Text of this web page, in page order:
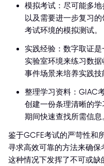
模拟考试：尽可能多
以及需要进一步复习
考试环境的模拟测试。
实践经验：数字取证
实验室环境来练习数
事件场景来培养实践技
整理学习资料：GIAC
创建一份条理清晰的
期间快速查找所需信息
鉴于GCFE考试的严苛性和
寻求高效可靠的方法来确
这种情况下发挥了不可或缺